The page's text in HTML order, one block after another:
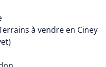
à vendre en Ciney